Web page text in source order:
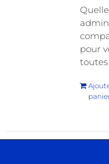
pour
toutes